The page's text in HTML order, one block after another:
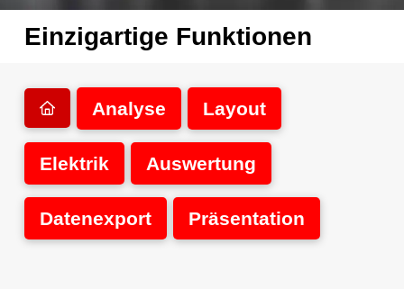
Einzigartige Funktionen
Analyse Layout
Elektrik Auswertung
Datenexport Präsentation